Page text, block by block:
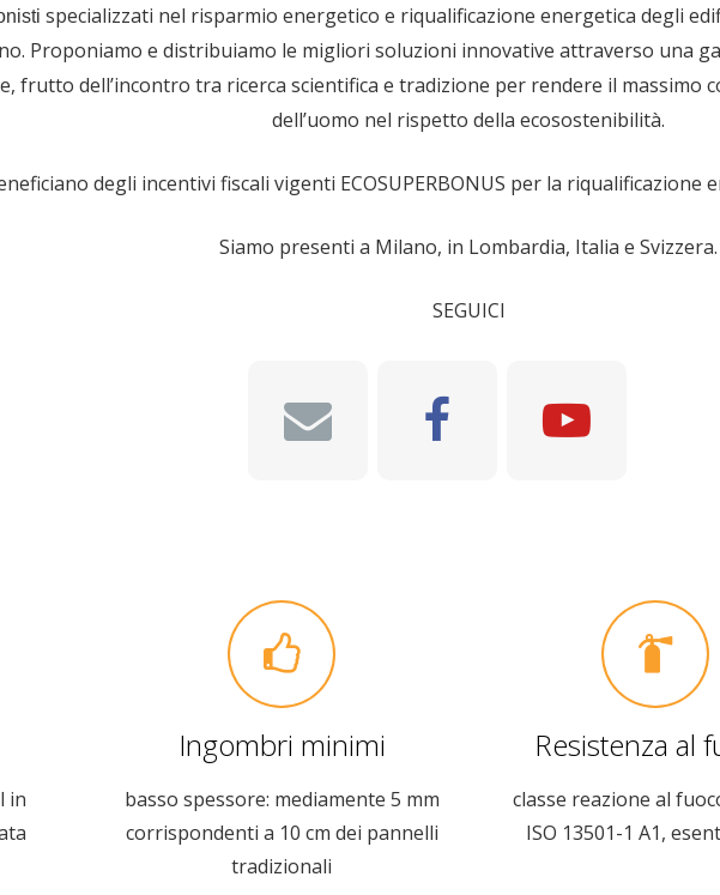
specializzati nel risparmio energetico e riqualificazione energetica degli
Proponiamo e distribuiamo le migliori soluzioni innovative attraverso una
frutto dell’incontro tra ricerca scientifica e tradizione per rendere il massimo
dell’uomo nel rispetto della ecosostenibilità.
degli incentivi fiscali vigenti ECOSUPERBONUS per la riqualificazione
Siamo presenti a Milano, in Lombardia, Italia e Svizzera.
SEGUICI
in
Ingombri minimi
basso spessore: mediamente 5 mm
corrispondenti a 10 cm dei pannelli
tradizionali
Resistenza al
classe reazione al
ISO 13501-1 A1,